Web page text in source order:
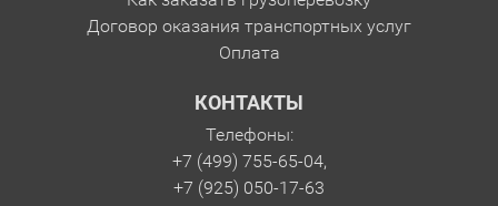
Договор оказания транспортных услуг
Оплата
КОНТАКТЫ
Телефоны:
+7 (499) 755-65-04,
+7 (925) 050-17-63